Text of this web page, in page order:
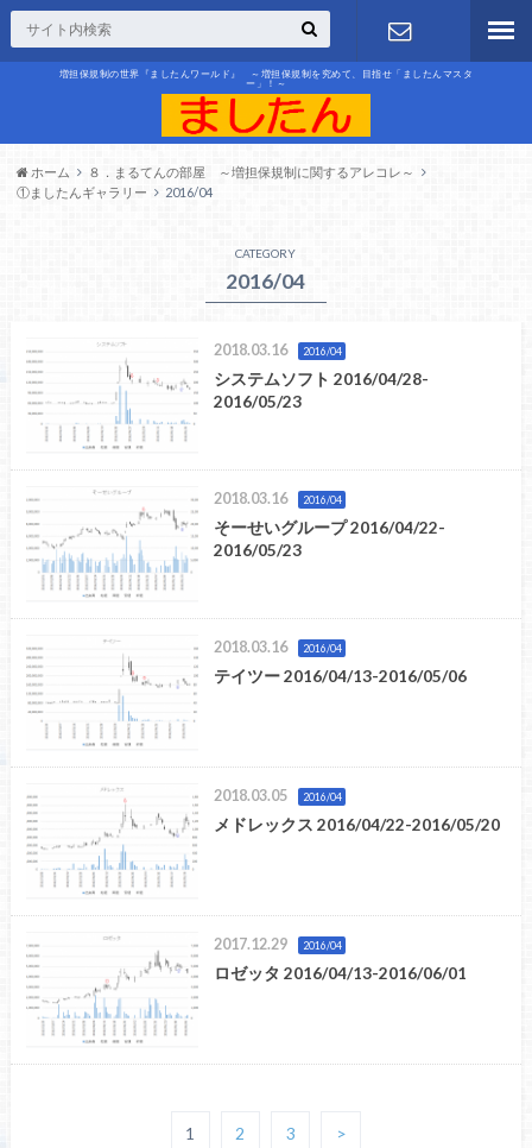
増担保規制の世界『ましたんワールド』 ～増担保規制を究めて、目指せ「ましたんマスタ
ー」！～
お問合せ
ホーム
８．まるてんの部屋 ～増担保規制に関するアレコレ～
①ましたんギャラリー
2016/04
CATEGORY
2016/04
2018.03.16 2016/04
システムソフト 2016/04/28-
2016/05/23
2018.03.16 2016/04
そーせいグループ 2016/04/22-
2016/05/23
2018.03.16 2016/04
テイツー 2016/04/13-2016/05/06
2018.03.05 2016/04
メドレックス 2016/04/22-2016/05/20
2017.12.29 2016/04
ロゼッタ 2016/04/13-2016/06/01
1 2 3 >